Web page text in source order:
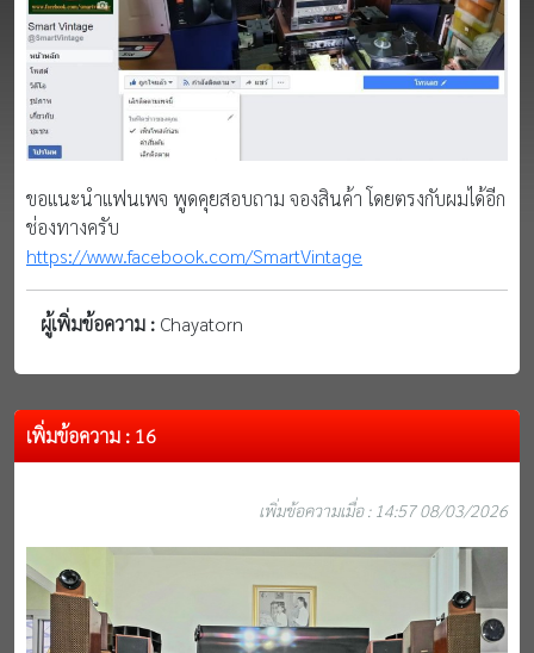
ขอแนะนำแฟนเพจ พูดคุยสอบถาม จองสินค้า โดยตรงกับผมได้อีก
ช่องทางครับ
https://www.facebook.com/SmartVintage
ผู้เพิ่มข้อความ : Chayatorn
เพิ่มข้อความ : 16
เพิ่มข้อความเมื่อ : 14:57 08/03/2026